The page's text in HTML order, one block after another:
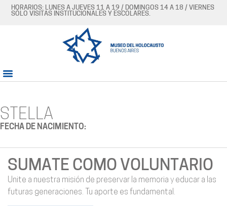
HORARIOS: LUNES A JUEVES 11 A 19 / DOMINGOS 14 A 18 / VIERNES
SÓLO VISITAS INSTITUCIONALES Y ESCOLARES.
STELLA
FECHA DE NACIMIENTO:
SUMATE COMO VOLUNTARIO
Unite a nuestra misión de preservar la memoria y educar a las
futuras generaciones. Tu aporte es fundamental.